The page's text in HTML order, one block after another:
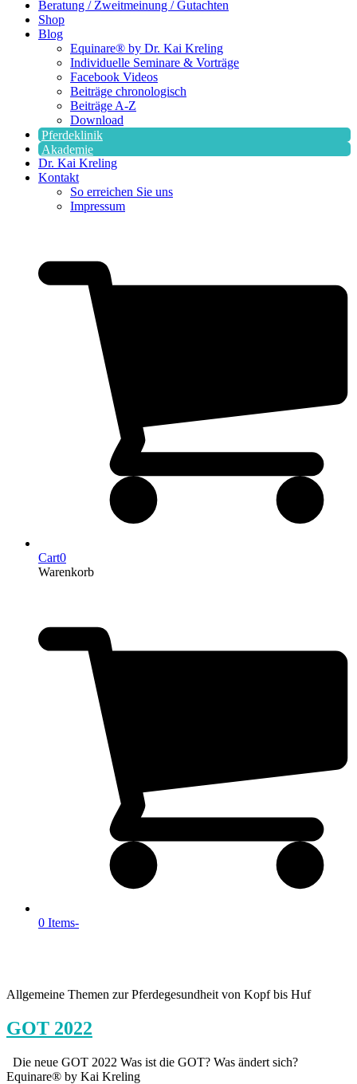
Beratung / Zweitmeinung / Gutachten
Shop
Blog
Equinare® by Dr. Kai Kreling
Individuelle Seminare & Vorträge
Facebook Videos
Beiträge chronologisch
Beiträge A-Z
Download
Pferdeklinik
Akademie
Dr. Kai Kreling
Kontakt
So erreichen Sie uns
Impressum
Cart0
Warenkorb
0 Items-
Allgemeine Themen zur Pferdegesundheit von Kopf bis Huf
GOT 2022
Die neue GOT 2022 Was ist die GOT? Was ändert sich?
Equinare® by Kai Kreling